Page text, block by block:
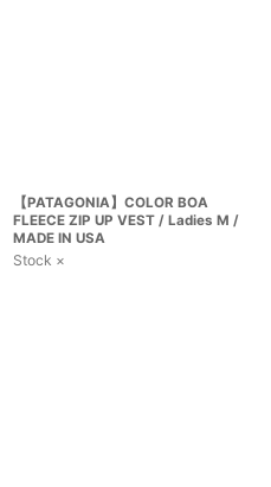
【PATAGONIA】COLOR BOA
FLEECE ZIP UP VEST / Ladies M /
MADE IN USA
Stock ×